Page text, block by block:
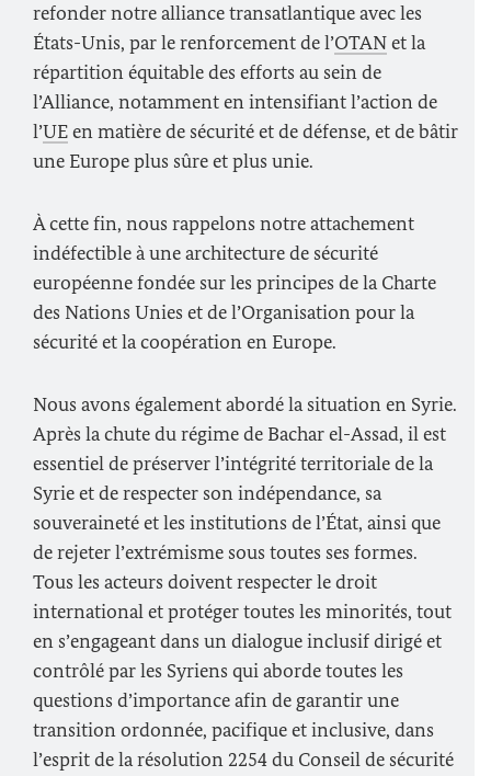
refonder notre alliance transatlantique avec les
États-Unis, par le renforcement de l’OTANet la
répartition équitable des efforts au sein de
l’Alliance, notamment en intensifiant l’action de
l’UEen matière de sécurité et de défense, et de bâtir
une Europe plus sûre et plus unie.
À cette fin, nous rappelons notre attachement
indéfectible à une architecture de sécurité
européenne fondée sur les principes de la Charte
des Nations Unies et de l’Organisation pour la
sécurité et la coopération en Europe.
Nous avons également abordé la situation en Syrie.
Après la chute du régime de Bachar el-Assad, il est
essentiel de préserver l’intégrité territoriale de la
Syrie et de respecter son indépendance, sa
souveraineté et les institutions de l’État, ainsi que
de rejeter l’extrémisme sous toutes ses formes.
Tous les acteurs doivent respecter le droit
international et protéger toutes les minorités, tout
en s’engageant dans un dialogue inclusif dirigé et
contrôlé par les Syriens qui aborde toutes les
questions d’importance afin de garantir une
transition ordonnée, pacifique et inclusive, dans
l’esprit de la résolution 2254 du Conseil de sécurité